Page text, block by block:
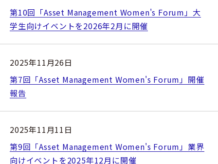
第10回「Asset Management Women's Forum」大
学生向けイベントを2026年2月に開催
2025年11月26日
第7回「Asset Management Women's Forum」開催
報告
2025年11月11日
第9回「Asset Management Women's Forum」業界
向けイベントを2025年12月に開催